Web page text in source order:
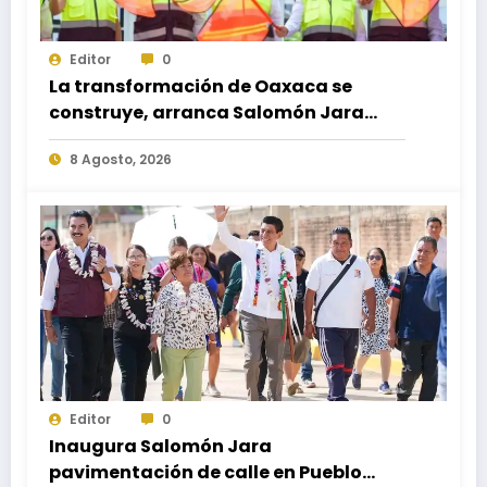
Editor 0
La transformación de Oaxaca se
construye, arranca Salomón Jara
obra del paso a desnivel en la
carretera federal 190 kilómetro 184 +
8 Agosto, 2026
Editor 0
Inaugura Salomón Jara
pavimentación de calle en Pueblo